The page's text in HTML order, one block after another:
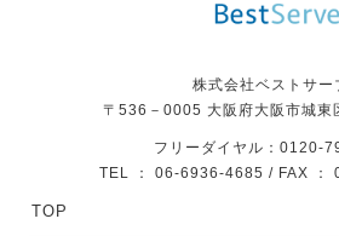
株式会社ベストサー
〒536－0005 大阪府大阪市城
フリーダイヤル：0120-
TEL ： 06-6936-4685 / FAX ：
TOP